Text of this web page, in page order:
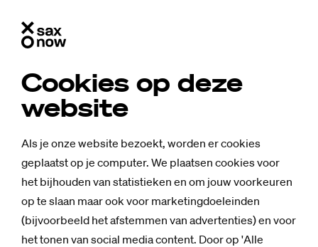
Cookies op deze
website
Als je onze website bezoekt, worden er cookies
geplaatst op je computer. We plaatsen cookies voor
het bijhouden van statistieken en om jouw voorkeuren
op te slaan maar ook voor marketingdoeleinden
(bijvoorbeeld het afstemmen van advertenties) en voor
het tonen van social media content. Door op 'Alle